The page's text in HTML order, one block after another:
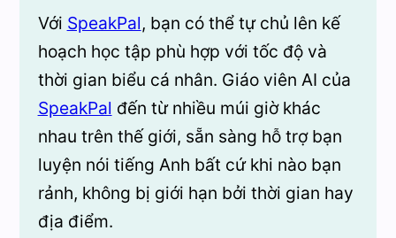
Với SpeakPal, bạn có thể tự chủ lên kế
hoạch học tập phù hợp với tốc độ và
thời gian biểu cá nhân. Giáo viên AI của
SpeakPal đến từ nhiều múi giờ khác
nhau trên thế giới, sẵn sàng hỗ trợ bạn
luyện nói tiếng Anh bất cứ khi nào bạn
rảnh, không bị giới hạn bởi thời gian hay
địa điểm.